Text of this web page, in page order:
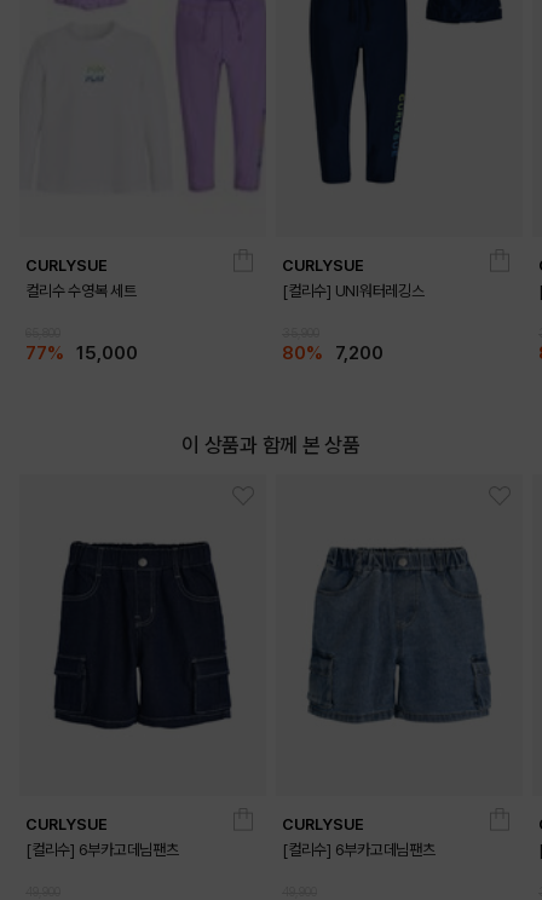
DETAILS
CURLYSUE
컬리수 수영복 세트
77% 15,000
CURLYSUE
[컬리수] UNI워터레깅스
80% 7,200
이 상품과 함께 본 상품
CURLYSUE
[컬리수] 6부카고데님팬츠
CURLYSUE
[컬리수] 6부카고데님팬츠